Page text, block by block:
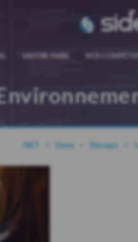
SAVOIR-FAIRE NOS
.NET Data Devops